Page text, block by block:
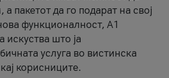
а пакетот да го подарат на свој
функционалност, А1
искуства што ја
услуга во вистинска
корисниците.